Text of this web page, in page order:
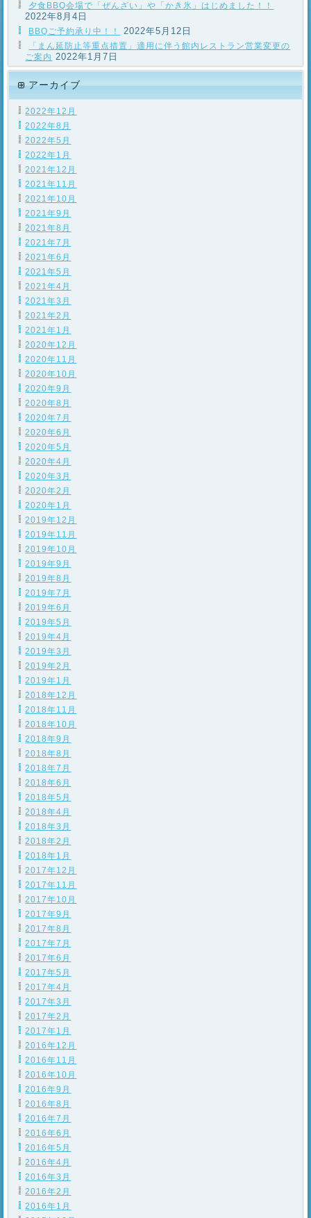
夕食BBQ会場で「ぜんざい」や「かき氷」はじめました！！
2022年8月4日
BBQご予約承り中！！ 2022年5月12日
「まん延防止等重点措置」適用に伴う館内レストラン営業変更の
ご案内 2022年1月7日
アーカイブ
2022年12月
2022年8月
2022年5月
2022年1月
2021年12月
2021年11月
2021年10月
2021年9月
2021年8月
2021年7月
2021年6月
2021年5月
2021年4月
2021年3月
2021年2月
2021年1月
2020年12月
2020年11月
2020年10月
2020年9月
2020年8月
2020年7月
2020年6月
2020年5月
2020年4月
2020年3月
2020年2月
2020年1月
2019年12月
2019年11月
2019年10月
2019年9月
2019年8月
2019年7月
2019年6月
2019年5月
2019年4月
2019年3月
2019年2月
2019年1月
2018年12月
2018年11月
2018年10月
2018年9月
2018年8月
2018年7月
2018年6月
2018年5月
2018年4月
2018年3月
2018年2月
2018年1月
2017年12月
2017年11月
2017年10月
2017年9月
2017年8月
2017年7月
2017年6月
2017年5月
2017年4月
2017年3月
2017年2月
2017年1月
2016年12月
2016年11月
2016年10月
2016年9月
2016年8月
2016年7月
2016年6月
2016年5月
2016年4月
2016年3月
2016年2月
2016年1月